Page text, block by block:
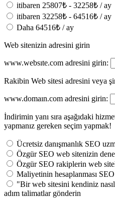
itibaren 25807₺ - 32258₺ / ay
itibaren 32258₺ - 64516₺ / ay
Daha 64516₺ / ay
Web sitenizin adresini girin
www.websıte.com adresini girin:
Rakibin Web sitesi adresini veya
www.domaın.com adresini girin:
İndirimin yanı sıra aşağıdaki
yapmanız gereken seçim yapmak!
Ücretsiz danışmanlık SEO
Özgür SEO web sitenizin
Özgür SEO rakiplerin web
Maliyetinin hesaplanması
"Bir web sitesini kendiniz
adım talimatlar gönderin